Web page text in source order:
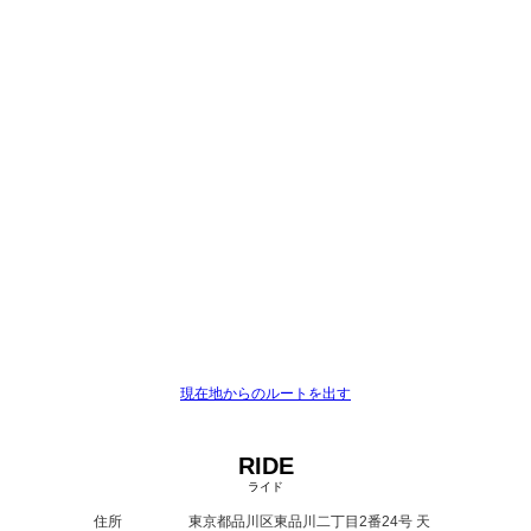
現在地からのルートを出す
RIDE
ライド
住所
東京都品川区東品川二丁目2番24号 天